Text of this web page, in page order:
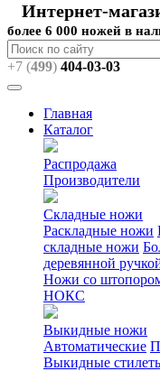
Интернет-
более 6 000 ножей в
+7 (499) 404-03-03
Главная
Каталог
Распродажа
Производители
Складные ножи
Раскладные ножи
складные ножи
деревянной
Ножи со
НОКС
Выкидные ножи
Автоматические
Выкидные